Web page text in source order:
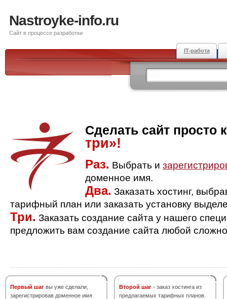
Nastroyke-info.ru
Сайт в процессе разработки
IT-работа
Сделать сайт просто
три»!
Раз. Выбрать и
доменное имя.
Два. Заказать хостинг,
тарифный план или заказать установку
Три. Заказать создание сайта у нашего
предложить вам создание сайта любой
Первый шаг вы уже сделали,
зарегистрировав доменное имя.
Второй шаг - заказ хостинга из
предлагаемых тарифных планов.